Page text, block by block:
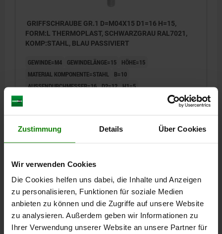
Zustimmung Details Über Cookies
Wir verwenden Cookies
Die Cookies helfen uns dabei, die Inhalte und Anzeigen
zu personalisieren, Funktionen für soziale Medien
anbieten zu können und die Zugriffe auf unsere Website
zu analysieren. Außerdem geben wir Informationen zu
Ihrer Verwendung unserer Website an unsere Partner für
GRIFFSCHRAUBE GR.1 D=M04X15 D1=16 H=15,
FORM:L THERMOPLAST, SCHWARZGRAU RAL7021,
KOMP:STAHL, BLAU PASSIVIERT
GEWINDE=M4 GEWINDELÄNGE=15
HÖHE=15
MATERIAL KOMPONENTE=STAHL
B=10
AUSSENDURCHMESSER=16
D2=12 H1=5
1,40 €
zzgl. MwSt.
DETAILS
06666